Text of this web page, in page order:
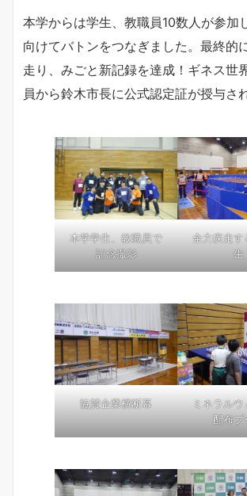
本学からは学生、教職員10数人が参加
向けてバトンをつなぎました。最終的
走り、みごと新記録を達成！ギネス世
員から鈴木市長に公式認定証が授与さ
本学学生、教職員で
記念撮影
全力疾走す
生
協賛企業横断幕
ミネラル
配布ブ